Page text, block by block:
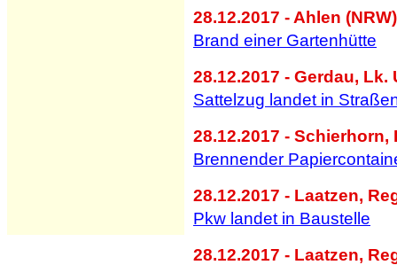
28.12.2017 - Ahlen
Brand einer Gartenhütte
28.12.2017 - Gerdau, Lk.
Sattelzug landet in
28.12.2017 - Schierhorn,
Brennender
28.12.2017 - Laatzen,
Pkw landet in Baustelle
28.12.2017 - Laatzen,